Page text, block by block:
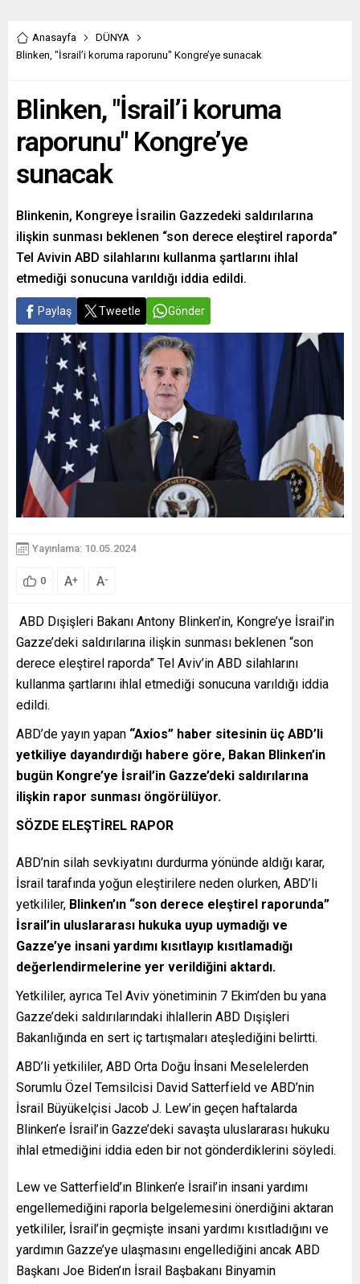
Anasayfa
DÜNYA
Blinken, "İsrail’i koruma raporunu" Kongre’ye sunacak
Blinken, "İsrail’i koruma
raporunu" Kongre’ye
sunacak
Blinkenin, Kongreye İsrailin Gazzedeki saldırılarına
ilişkin sunması beklenen “son derece eleştirel raporda”
Tel Avivin ABD silahlarını kullanma şartlarını ihlal
etmediği sonucuna varıldığı iddia edildi.
Paylaş Tweetle Gönder
Yayınlama: 10.05.2024
0 A+ A-
ABD Dışişleri Bakanı Antony Blinken’in, Kongre’ye İsrail’in
Gazze’deki saldırılarına ilişkin sunması beklenen “son
derece eleştirel raporda” Tel Aviv’in ABD silahlarını
kullanma şartlarını ihlal etmediği sonucuna varıldığı iddia
edildi.
ABD’de yayın yapan “Axios” haber sitesinin üç ABD’li
yetkiliye dayandırdığı habere göre, Bakan Blinken’in
bugün Kongre’ye İsrail’in Gazze’deki saldırılarına
ilişkin rapor sunması öngörülüyor.
SÖZDE ELEŞTİREL RAPOR
ABD’nin silah sevkiyatını durdurma yönünde aldığı karar,
İsrail tarafında yoğun eleştirilere neden olurken, ABD’li
yetkililer, Blinken’ın “son derece eleştirel raporunda”
İsrail’in uluslararası hukuka uyup uymadığı ve
Gazze’ye insani yardımı kısıtlayıp kısıtlamadığı
değerlendirmelerine yer verildiğini aktardı.
Yetkililer, ayrıca Tel Aviv yönetiminin 7 Ekim’den bu yana
Gazze’deki saldırılarındaki ihlallerin ABD Dışişleri
Bakanlığında en sert iç tartışmaları ateşlediğini belirtti.
ABD’li yetkililer, ABD Orta Doğu İnsani Meselelerden
Sorumlu Özel Temsilcisi David Satterfield ve ABD’nin
İsrail Büyükelçisi Jacob J. Lew’in geçen haftalarda
Blinken’e İsrail’in Gazze’deki savaşta uluslararası hukuku
ihlal etmediğini iddia eden bir not gönderdiklerini söyledi.
Lew ve Satterfield’ın Blinken’e İsrail’in insani yardımı
engellemediğini raporla belgelemesini önerdiğini aktaran
yetkililer, İsrail’in geçmişte insani yardımı kısıtladığını ve
yardımın Gazze’ye ulaşmasını engellediğini ancak ABD
Başkanı Joe Biden’ın İsrail Başbakanı Binyamin